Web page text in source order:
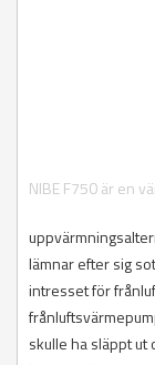
NIBE F750 är en
lämnar efter sig
intresset för
skulle ha släppt ut